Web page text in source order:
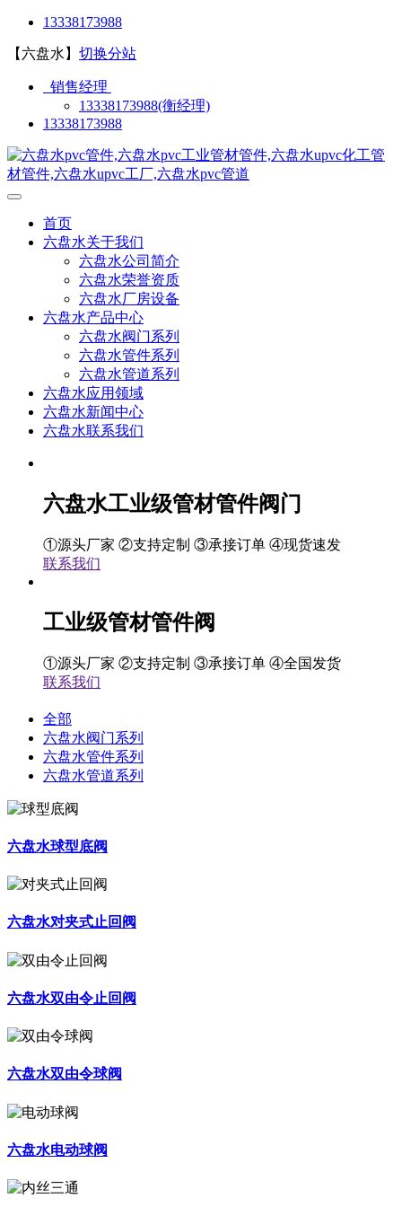
13338173988
【六盘水】 切换分站
销售经理
13338173988(衡经理)
13338173988
首页
六盘水关于我们
六盘水公司简介
六盘水荣誉资质
六盘水厂房设备
六盘水产品中心
六盘水阀门系列
六盘水管件系列
六盘水管道系列
六盘水应用领域
六盘水新闻中心
六盘水联系我们
六盘水工业级管材管件阀门
①源头厂家 ②支持定制 ③承接订单 ④现货速发
联系我们
工业级管材管件阀
①源头厂家 ②支持定制 ③承接订单 ④全国发货
联系我们
全部
六盘水阀门系列
六盘水管件系列
六盘水管道系列
六盘水球型底阀
六盘水对夹式止回阀
六盘水双由令止回阀
六盘水双由令球阀
六盘水电动球阀